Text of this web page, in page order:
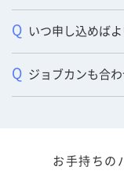
Q いつ申し込めば
Q ジョブカンも合
お手持ちの